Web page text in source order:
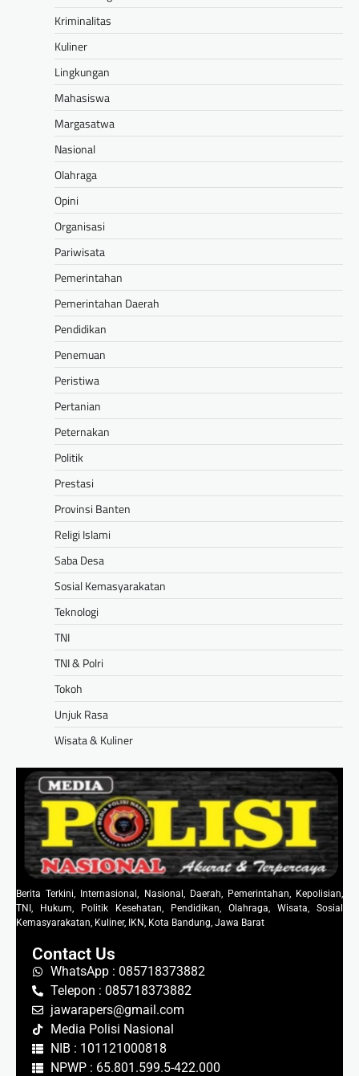
Kriminalitas
Kuliner
Lingkungan
Mahasiswa
Margasatwa
Nasional
Olahraga
Opini
Organisasi
Pariwisata
Pemerintahan
Pemerintahan Daerah
Pendidikan
Penemuan
Peristiwa
Pertanian
Peternakan
Politik
Prestasi
Provinsi Banten
Religi Islami
Saba Desa
Sosial Kemasyarakatan
Teknologi
TNI
TNI & Polri
Tokoh
Unjuk Rasa
Wisata & Kuliner
Berita Terkini, Internasional, Nasional, Daerah, Pemerintahan, Kepolisian,
TNI, Hukum, Politik Kesehatan, Pendidikan, Olahraga, Wisata, Sosial
Kemasyarakatan, Kuliner, IKN, Kota Bandung, Jawa Barat
Contact Us
WhatsApp : 085718373882
Telepon : 085718373882
jawarapers@gmail.com
Media Polisi Nasional
NIB : 101121000818
NPWP : 65.801.599.5-422.000